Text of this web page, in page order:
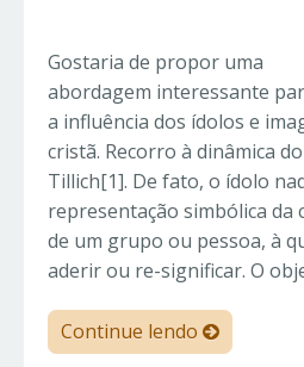
Gostaria de propor uma
abordagem interessante
a influência dos ídolos e
cristã. Recorro à dinâmica
Tillich[1]. De fato, o ídolo
representação simbólica da
de um grupo ou pessoa, à
aderir ou re-significar. O
Continue lendo